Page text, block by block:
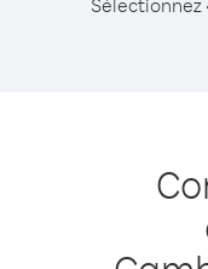
Sélectionnez